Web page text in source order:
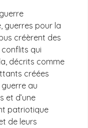
guerres pour la
créèrent des
conflits qui
décrits comme
créées
au
et d’une
patriotique
de leurs